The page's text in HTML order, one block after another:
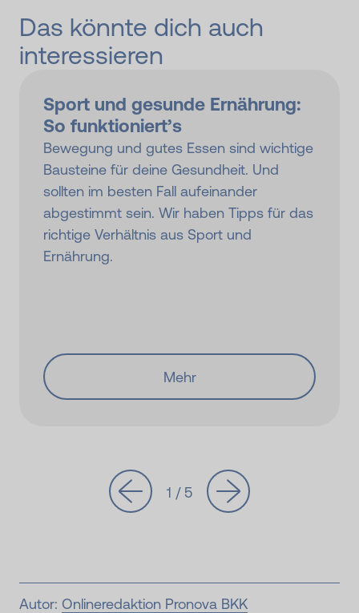
Das könnte dich auch
interessieren
Sport und gesunde Ernährung:
So funktioniert’s
Bewegung und gutes Essen sind wichtige
Bausteine für deine Gesundheit. Und
sollten im besten Fall aufeinander
abgestimmt sein. Wir haben Tipps für das
richtige Verhältnis aus Sport und
Ernährung.
Mehr
1 / 5
Autor: Onlineredaktion Pronova BKK